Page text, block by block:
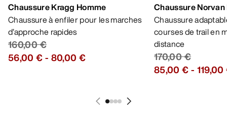
Chaussure Kragg Homme
Chaussure à enfiler pour les marches
d’approche rapides
160,00 €
56,00 €- 80,00 €
Chaussure
Chaussure
courses de trail en
distance
170,00 €
85,00 €-